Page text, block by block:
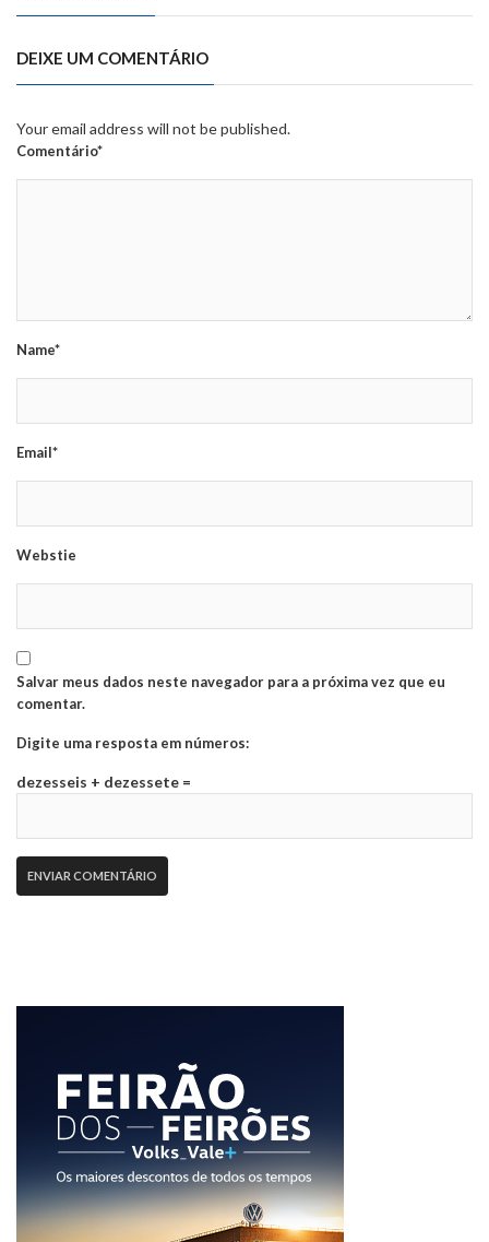
DEIXE UM COMENTÁRIO
Your email address will not be published.
Comentário*
Name*
Email*
Webstie
Salvar meus dados neste navegador para a próxima vez que eu
comentar.
Digite uma resposta em números:
dezesseis + dezessete =